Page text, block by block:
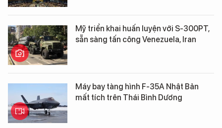
Mỹ triển khai huấn luyện với S-300PT,
sẵn sàng tấn công Venezuela, Iran
Máy bay tàng hình F-35A Nhật Bản
mất tích trên Thái Bình Dương